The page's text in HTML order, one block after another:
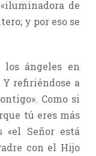
de
y por eso se
los ángeles en
refiriéndose a
Como si
tú eres más
«el Señor está
con el Hijo